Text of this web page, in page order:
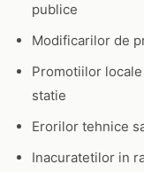
publice
Modificarilor de
Promotiilor
statie
Erorilor tehnice
Inacuratetilor in